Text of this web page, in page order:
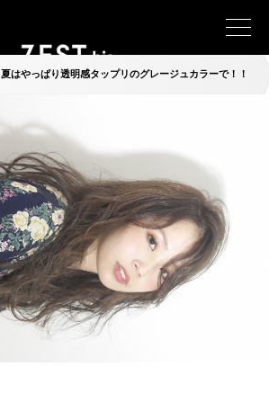
夏はやっぱり透明感タップリのグレージュカラーで！！